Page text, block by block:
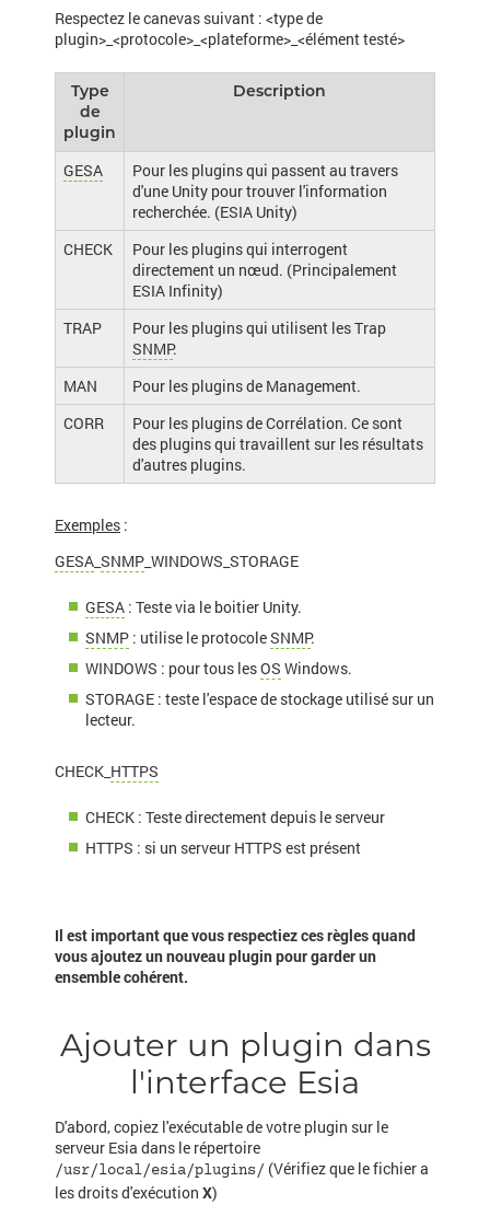
Respectez le canevas suivant : <type de
plugin>_<protocole>_<plateforme>_<élément testé>
Type
de
plugin
Description
GESA
Pour les plugins qui passent au travers
d'une Unity pour trouver l'information
recherchée. (ESIA Unity)
CHECK
Pour les plugins qui interrogent
directement un nœud. (Principalement
ESIA Infinity)
TRAP
Pour les plugins qui utilisent les Trap
SNMP.
MAN
Pour les plugins de Management.
CORR
Pour les plugins de Corrélation. Ce sont
des plugins qui travaillent sur les résultats
d'autres plugins.
Exemples :
GESA SNMP _WINDOWS_STORAGE
GESA : Teste via le boitier Unity.
SNMP : utilise le protocoleSNMP.
WINDOWS : pour tous lesOS Windows.
STORAGE : teste l'espace de stockage utilisé sur un
lecteur.
CHECK_ HTTPS
CHECK : Teste directement depuis le serveur
HTTPS : si un serveur HTTPS est présent
Il est important que vous respectiez ces règles quand
vous ajoutez un nouveau plugin pour garder un
ensemble cohérent.
Ajouter un plugin dans
l'interface Esia
D'abord, copiez l'exécutable de votre plugin sur le
serveur Esia dans le répertoire
/usr/local/esia/plugins/ (Vérifiez que le fichier a
les droits d'exécution X)